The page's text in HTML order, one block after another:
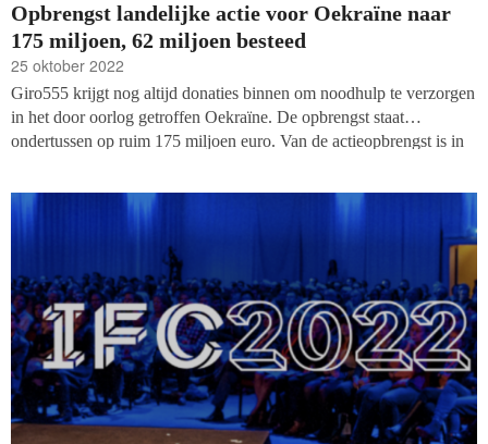
Opbrengst landelijke actie voor Oekraïne naar
175 miljoen, 62 miljoen besteed
25 oktober 2022
Giro555 krijgt nog altijd donaties binnen om noodhulp te verzorgen
in het door oorlog getroffen Oekraïne. De opbrengst staat
ondertussen op ruim 175 miljoen euro. Van de actieopbrengst is in